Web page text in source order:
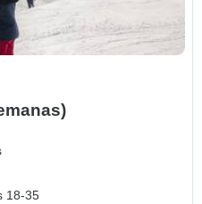
18-35